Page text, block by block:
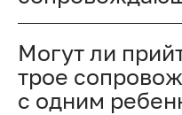
Могут ли
трое
с одним